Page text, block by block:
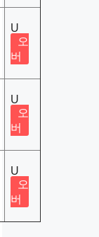
U
오
버
U
오
버
U
오
버